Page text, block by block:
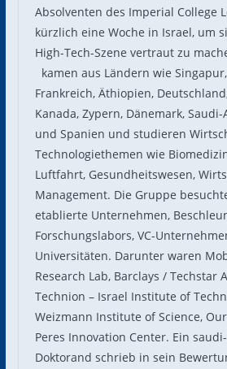
Absolventen des Imperial College
kürzlich eine Woche in Israel, um
High-Tech-Szene vertraut zu
kamen aus Ländern wie
Frankreich, Äthiopien,
Kanada, Zypern, Dänemark,
und Spanien und studieren
Technologiethemen wie
Luftfahrt, Gesundheitswesen,
Management. Die Gruppe
etablierte Unternehmen,
Forschungslabors, VC-
Universitäten. Darunter waren
Research Lab, Barclays / Techstar
Technion – Israel Institute of
Weizmann Institute of Science,
Peres Innovation Center. Ein
Doktorand schrieb in sein